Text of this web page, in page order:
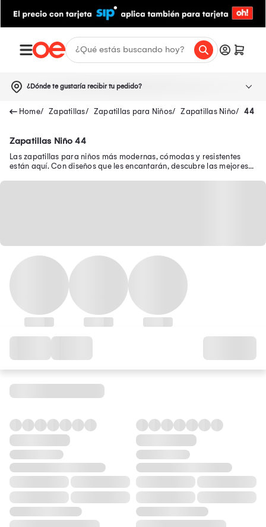
¿Dónde te gustaría recibir tu pedido?
Zapatillas Zapatillas para Niños Zapatillas Niño 44
Zapatillas Niño 44
Las zapatillas para niños más modernas, cómodas y resistentes
están aquí. Con diseños que les encantarán, descubre las mejores